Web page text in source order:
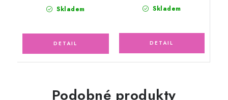
Skladem Skladem
Podobné produkty